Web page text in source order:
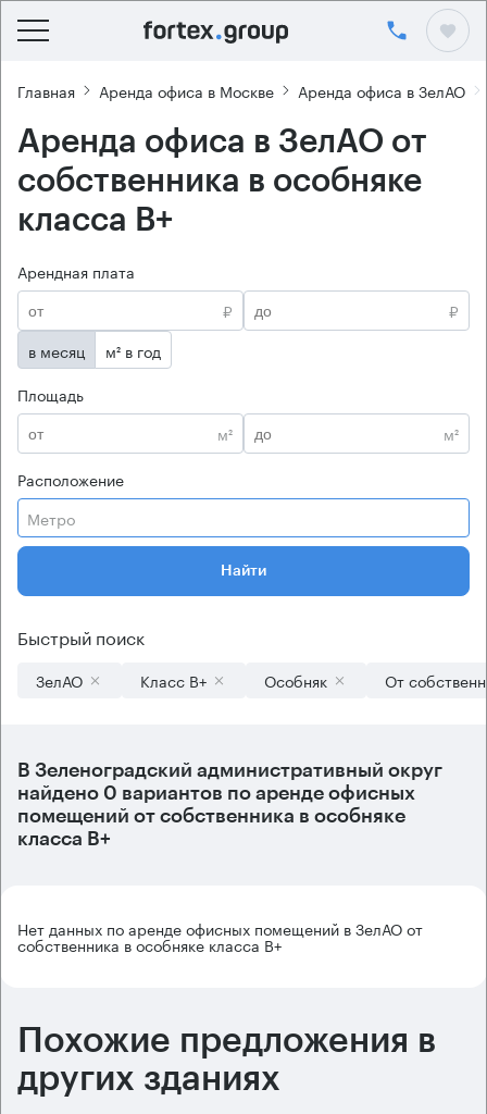
Главная Аренда офиса в Москве Аренда офиса в ЗелАО
Аренда офиса в ЗелАО от
собственника в особняке
класса B+
Арендная плата
₽
₽
в месяц
м² в год
Площадь
м²
м²
Расположение
Метро
Найти
Быстрый поиск
ЗелАО Класс B+ Особняк От
В Зеленоградский административный округ
найдено 0 вариантов по аренде офисных
помещений от собственника в особняке
класса B+
Нет данных по аренде офисных помещений в ЗелАО от
собственника в особняке класса B+
Похожие предложения в
других зданиях